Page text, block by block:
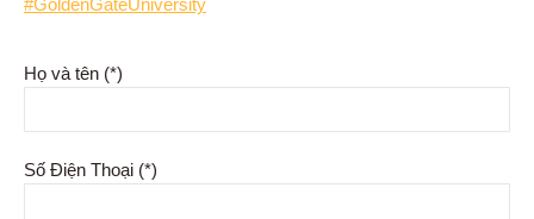
#GoldenGateUniversity
Họ và tên (*)
Số Điện Thoại (*)